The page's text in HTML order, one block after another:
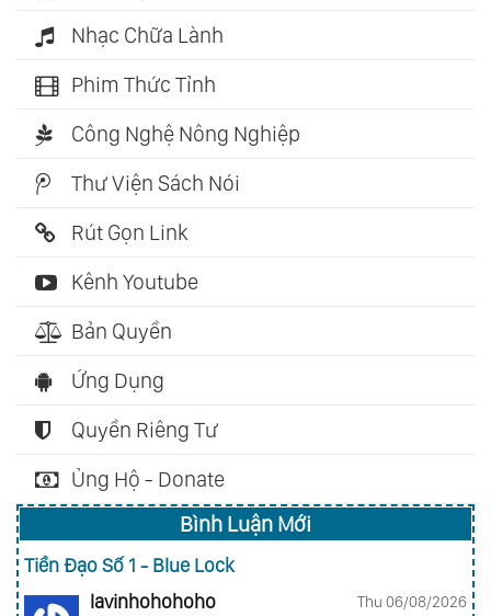
Nhạc Chữa Lành
Phim Thức Tỉnh
Công Nghệ Nông Nghiệp
Thư Viện Sách Nói
Rút Gọn Link
Kênh Youtube
Bản Quyền
Ứng Dụng
Quyền Riêng Tư
Ủng Hộ - Donate
Bình Luận Mới
Tiền Đạo Số 1 - Blue Lock
lavinhohohoho
Thu 06/08/2026